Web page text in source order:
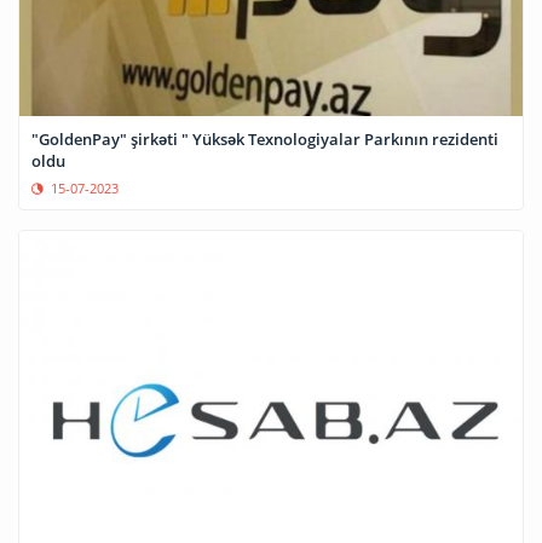
"GoldenPay" şirkəti " Yüksək Texnologiyalar Parkının rezidenti
oldu
15-07-2023